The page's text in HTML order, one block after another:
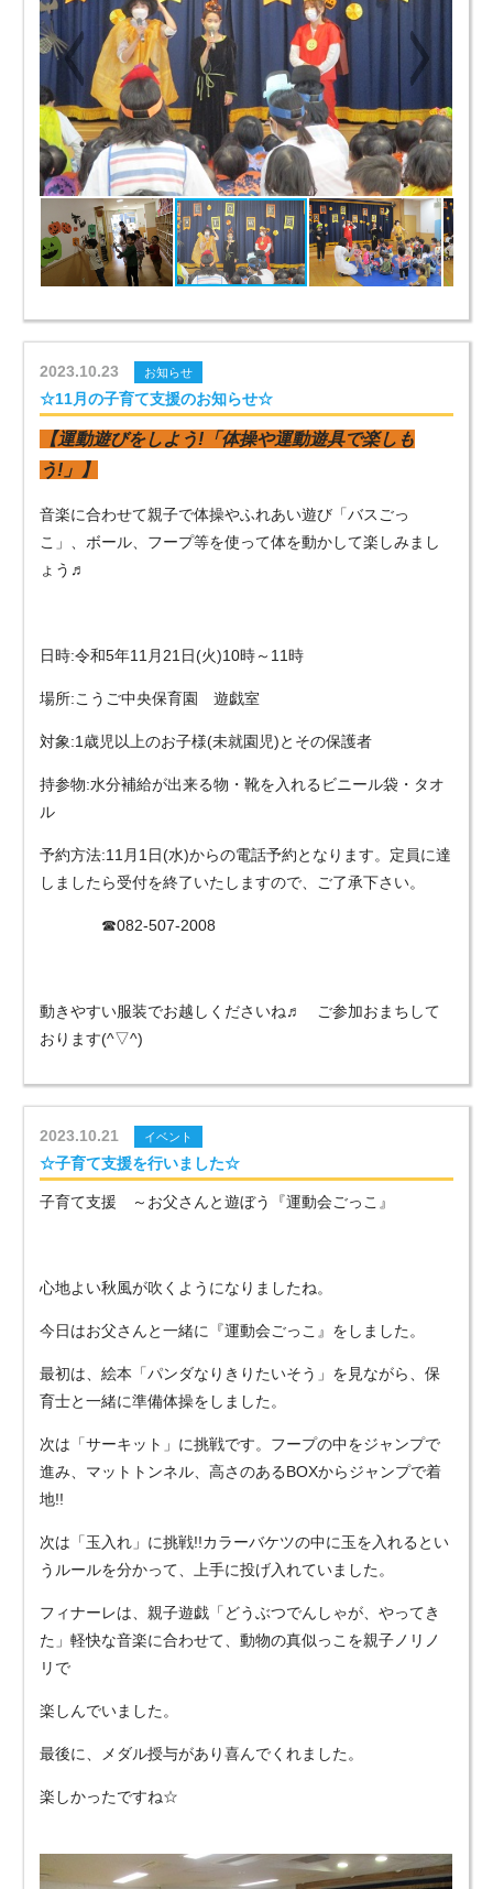
2023.10.23 お知らせ
☆11月の子育て支援のお知らせ☆
【運動遊びをしよう!「体操や運動遊具で楽しも
う!」】
音楽に合わせて親子で体操やふれあい遊び「バスごっ
こ」、ボール、フープ等を使って体を動かして楽しみまし
ょう♬
日時:令和5年11月21日(火)10時～11時
場所:こうご中央保育園 遊戯室
対象:1歳児以上のお子様(未就園児)とその保護者
持参物:水分補給が出来る物・靴を入れるビニール袋・タオ
ル
予約方法:11月1日(水)からの電話予約となります。定員に達
しましたら受付を終了いたしますので、ご了承下さい。
☎082-507-2008
動きやすい服装でお越しくださいね♬ ご参加おまちして
おります(^▽^)
2023.10.21 イベント
☆子育て支援を行いました☆
子育て支援 ～お父さんと遊ぼう『運動会ごっこ』
心地よい秋風が吹くようになりましたね。
今日はお父さんと一緒に『運動会ごっこ』をしました。
最初は、絵本「パンダなりきりたいそう」を見ながら、保
育士と一緒に準備体操をしました。
次は「サーキット」に挑戦です。フープの中をジャンプで
進み、マットトンネル、高さのあるBOXからジャンプで着
地!!
次は「玉入れ」に挑戦!!カラーバケツの中に玉を入れるとい
うルールを分かって、上手に投げ入れていました。
フィナーレは、親子遊戯「どうぶつでんしゃが、やってき
た」軽快な音楽に合わせて、動物の真似っこを親子ノリノ
リで
楽しんでいました。
最後に、メダル授与があり喜んでくれました。
楽しかったですね☆